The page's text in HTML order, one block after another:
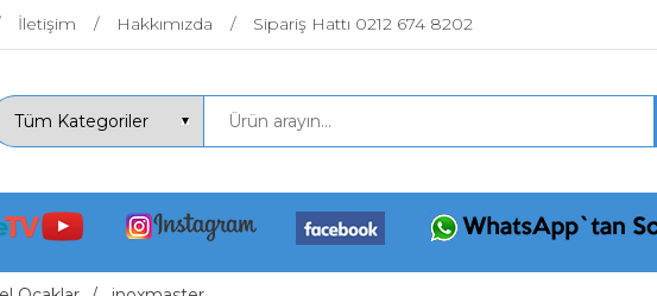
İletişim Hakkımızda Sipariş Hattı 0212 674 8202